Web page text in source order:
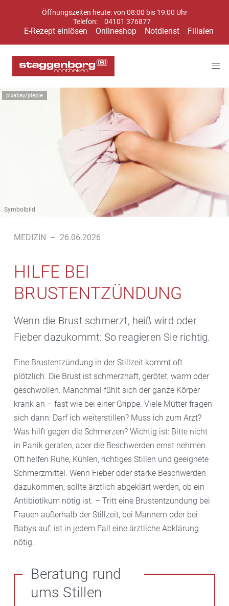
Öffnungszeiten heute: von 08:00 bis 19:00 Uhr
Telefon:
04101 376877
E-Rezept einlösen Onlineshop Notdienst Filialen
pixabay/piepie
Symbolbild
MEDIZIN – 26.06.2026
HILFE BEI
BRUSTENTZÜNDUNG
Wenn die Brust schmerzt, heiß wird oder
Fieber dazukommt: So reagieren Sie richtig.
Eine Brustentzündung in der Stillzeit kommt oft
plötzlich. Die Brust ist schmerzhaft, gerötet, warm oder
geschwollen. Manchmal fühlt sich der ganze Körper
krank an – fast wie bei einer Grippe. Viele Mütter fragen
sich dann: Darf ich weiterstillen? Muss ich zum Arzt?
Was hilft gegen die Schmerzen? Wichtig ist: Bitte nicht
in Panik geraten, aber die Beschwerden ernst nehmen.
Oft helfen Ruhe, Kühlen, richtiges Stillen und geeignete
Schmerzmittel. Wenn Fieber oder starke Beschwerden
dazukommen, sollte ärztlich abgeklärt werden, ob ein
Antibiotikum nötig ist. – Tritt eine Brustentzündung bei
Frauen außerhalb der Stillzeit, bei Männern oder bei
Babys auf, ist in jedem Fall eine ärztliche Abklärung
nötig.
Beratung rund
ums Stillen